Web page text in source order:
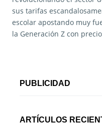
sus tarifas
escolar apostando muy
la Generación Z con
PUBLICIDAD
ARTÍCULOS